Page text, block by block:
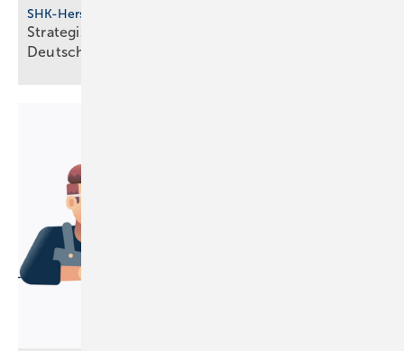
SHK-Hersteller
Strategische Neu­aus­rich­tung bei BDR Thermea
Deutsch­land